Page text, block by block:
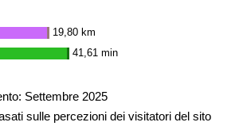
19,80 km
41,61 min
Settembre 2025
sulle percezioni dei visitatori del sito